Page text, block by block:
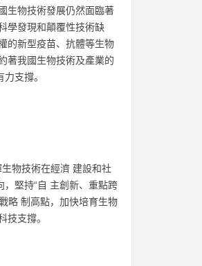
生物技術發展仍然面臨著
學發現和顛覆性技術缺
的新型疫苗、抗體等生物
著我國生物技術及產業的
支撐。
物技術在經濟 建設和社
堅持“自 主創新、重點跨
略 制高點，加快培育生物
技支撐。